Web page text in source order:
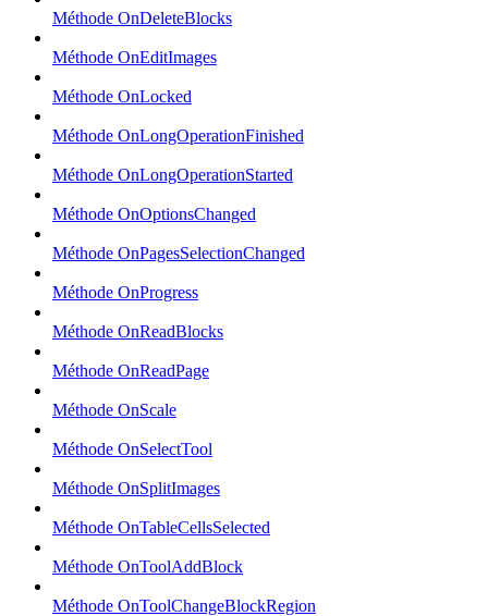
Méthode OnDeleteBlocks
Méthode OnEditImages
Méthode OnLocked
Méthode OnLongOperationFinished
Méthode OnLongOperationStarted
Méthode OnOptionsChanged
Méthode OnPagesSelectionChanged
Méthode OnProgress
Méthode OnReadBlocks
Méthode OnReadPage
Méthode OnScale
Méthode OnSelectTool
Méthode OnSplitImages
Méthode OnTableCellsSelected
Méthode OnToolAddBlock
Méthode OnToolChangeBlockRegion